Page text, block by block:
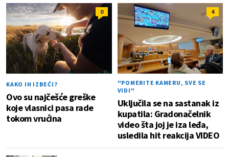
0
KAKO IH IZBEĆI?
Ovo su najčešće greške
koje vlasnici pasa rade
tokom vrućina
4
"POMERITE KAMERU, SVE SE
VIDI"
Uključila se na sastanak iz
kupatila: Gradonačelnik
video šta joj je iza leđa,
usledila hit reakcija VIDEO